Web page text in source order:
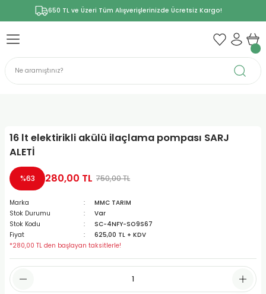
650 TL ve Üzeri Tüm Alışverişlerinizde Ücretsiz Kargo!
16 lt elektirikli akülü ilaçlama pompası SARJ
ALETİ
%63 280,00 TL 750,00 TL
Marka
MMC TARIM
Stok Durumu
Var
Stok Kodu
SC-4NFY-SO9S67
Fiyat
625,00 TL + KDV
*280,00 TL den başlayan taksitlerle!